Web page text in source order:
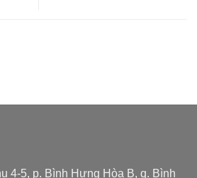
4-5, p. Bình Hưng Hòa B, q. Bình